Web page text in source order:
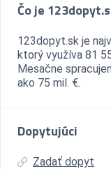
Čo je
123dopyt.sk je
ktorý využíva 81
Mesačne
ako 75 mil. €.
Dopytujúci
Zadať dopyt